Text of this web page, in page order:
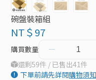
碗盤裝箱組
NT＄97
購買數量
還剩59件 / 已售出41件
下單前請先詳閱購物須知